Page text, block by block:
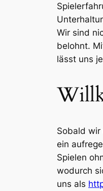
Wir sind
belohnt.
lässt uns
Sobald wir
ein
Spielen
wodurch
uns als